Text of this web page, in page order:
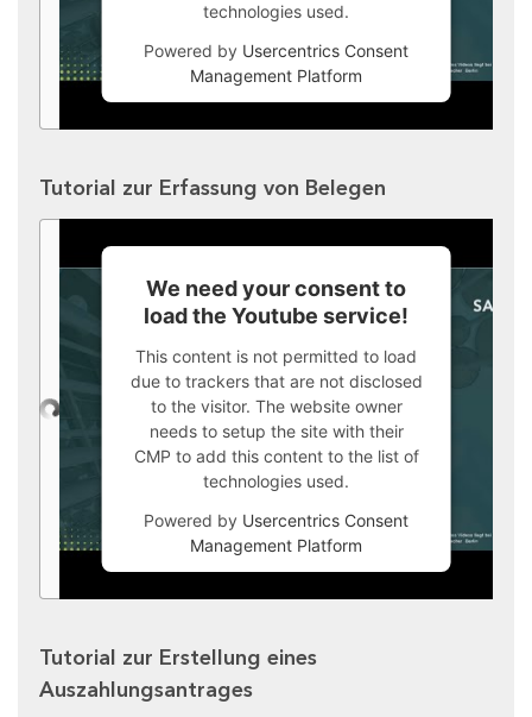
technologies used.
Powered by Usercentrics Consent
Management Platform
Tutorial zur Erfassung von Belegen
We need your consent to
load the Youtube service!
This content is not permitted to load
due to trackers that are not disclosed
to the visitor. The website owner
needs to setup the site with their
CMP to add this content to the list of
technologies used.
Powered by Usercentrics Consent
Management Platform
Tutorial zur Erstellung eines
Auszahlungsantrages